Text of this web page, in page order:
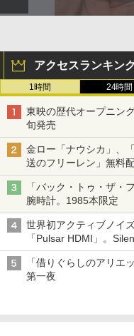
アクセスランキン
1時間 24時間
東映の歴代オープニン
旬発売
金ロー「ナウシカ」、
送のフリーレン」無料
「バック・トゥ・ザ・
腕時計。1985本限定
世界初アクティブノイ
「Pulsar HDMI」。
「借りぐらしのアリエ
第一夜